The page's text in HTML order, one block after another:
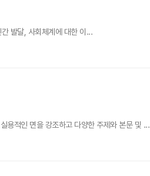
발달, 사회체계에 대한 이...
용적인 면을 강조하고 다양한 주제와 본문 및 ...